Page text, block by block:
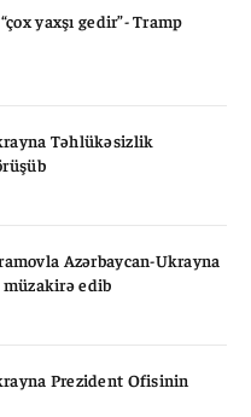
yaxşı gedir”- Tramp
Təhlükəsizlik
Azərbaycan-Ukrayna
müzakirə edib
Prezident Ofisinin